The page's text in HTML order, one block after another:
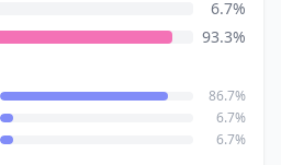
6.7%
93.3%
86.7%
6.7%
6.7%